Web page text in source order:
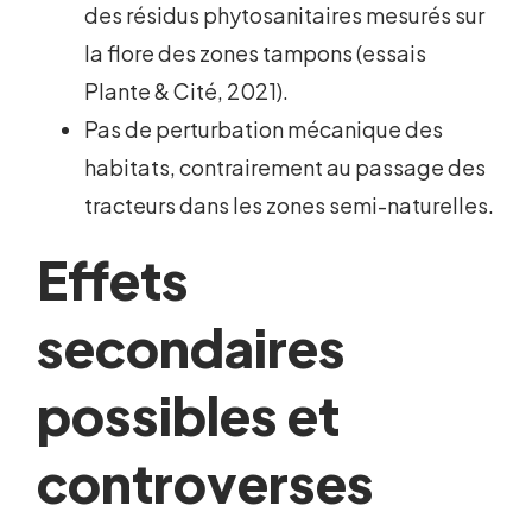
des résidus phytosanitaires mesurés sur
la flore des zones tampons (essais
Plante & Cité, 2021).
Pas de perturbation mécanique des
habitats, contrairement au passage des
tracteurs dans les zones semi-naturelles.
Effets
secondaires
possibles et
controverses